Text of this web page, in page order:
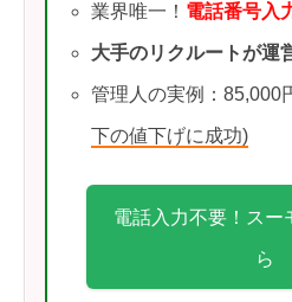
業界唯一！ 電話番号入
大手のリクルートが運
管理人の実例：85,000
下の値下げに成功)
電話入力不要！スー
ら